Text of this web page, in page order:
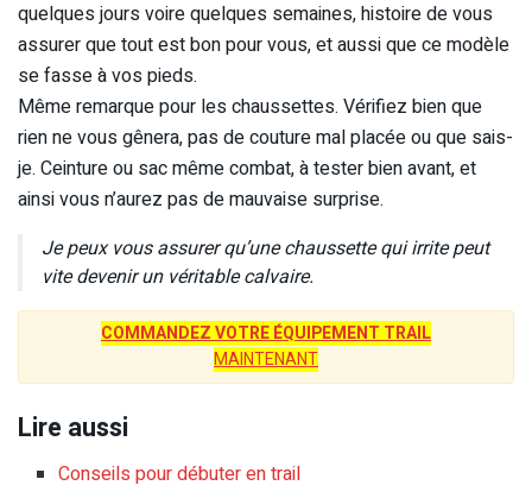
quelques jours voire quelques semaines, histoire de vous
assurer que tout est bon pour vous, et aussi que ce modèle
se fasse à vos pieds.
Même remarque pour les chaussettes. Vérifiez bien que
rien ne vous gênera, pas de couture mal placée ou que sais-
je. Ceinture ou sac même combat, à tester bien avant, et
ainsi vous n’aurez pas de mauvaise surprise.
Je peux vous assurer qu’une chaussette qui irrite peut
vite devenir un véritable calvaire.
COMMANDEZ VOTRE ÉQUIPEMENT TRAIL
MAINTENANT
Lire aussi
Conseils pour débuter en trail